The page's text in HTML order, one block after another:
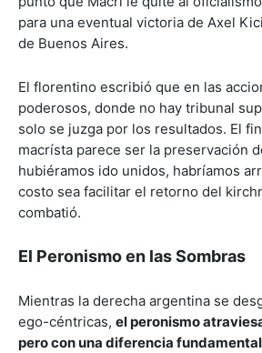
para una eventual victoria de Axel
de Buenos Aires.
El florentino escribió que en las
poderosos, donde no hay tribunal
solo se juzga por los resultados. El
macrísta parece ser la preservación
hubiéramos ido unidos, habríamos
costo sea facilitar el retorno del
combatió.
El Peronismo en las Sombras
Mientras la derecha argentina se
ego-céntricas, el peronismo
pero con una diferencia